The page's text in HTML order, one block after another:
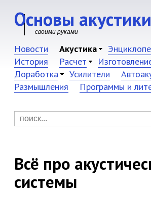
Основы акустики
своими руками
Новости Акустика
История
Расчет
Доработка
Усилители
Размышления
Программы и
Всё про
системы